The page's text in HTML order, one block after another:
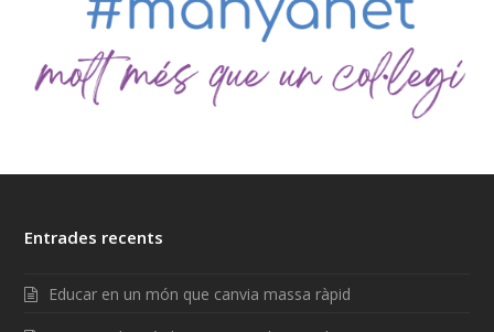
Entrades recents
Educar en un món que canvia massa ràpid